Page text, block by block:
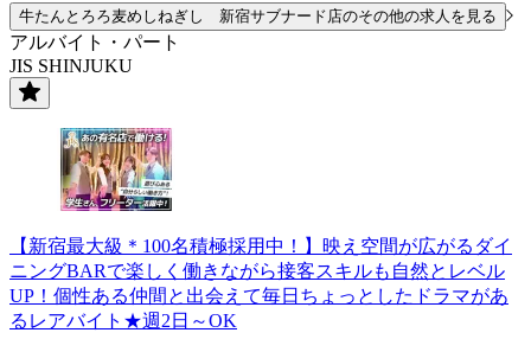
牛たんとろろ麦めしねぎし 新宿サブナード店のその他の求人を見る
アルバイト・パート
JIS SHINJUKU
【新宿最大級＊100名積極採用中！】映え空間が広がるダイ
ニングBARで楽しく働きながら接客スキルも自然とレベル
UP！個性ある仲間と出会えて毎日ちょっとしたドラマがあ
るレアバイト★週2日～OK